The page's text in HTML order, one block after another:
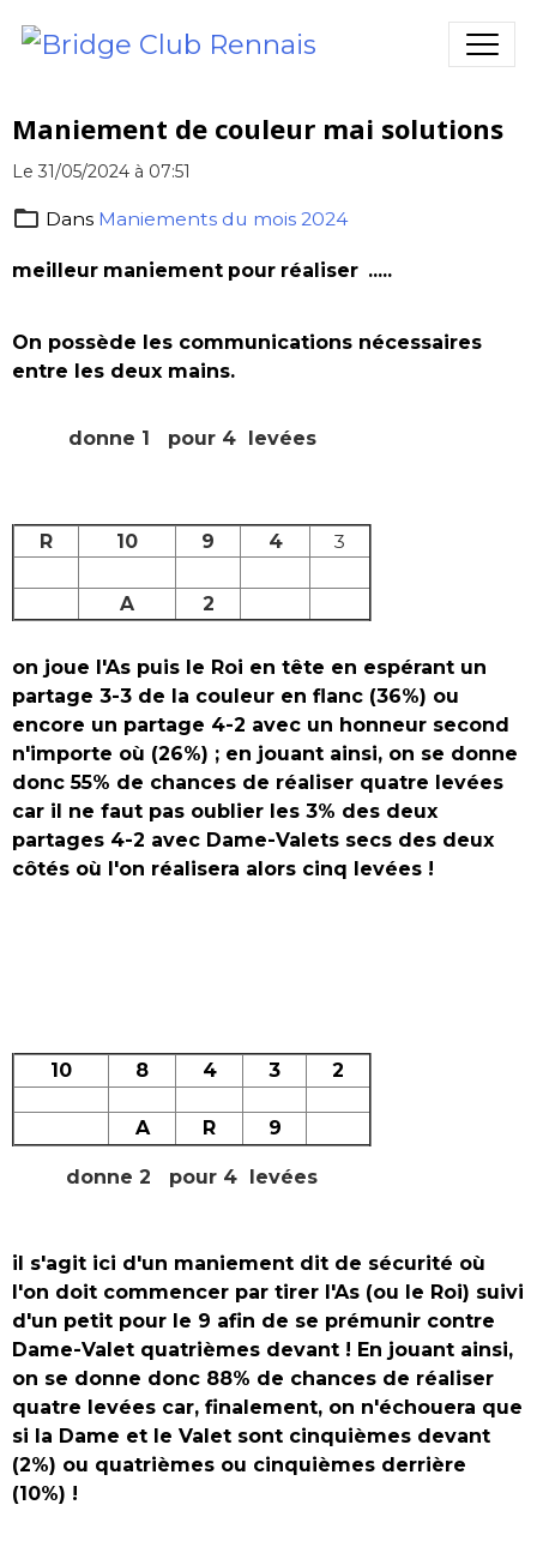
Maniement de couleur mai solutions
Le 31/05/2024 à 07:51
Dans Maniements du mois 2024
meilleur maniement pour réaliser .....
On possède les communications nécessaires
entre les deux mains.
donne 1 pour 4 levées
R 10 9 4 3
A 2
on joue l'As puis le Roi en tête en espérant un
partage 3-3 de la couleur en flanc (36%) ou
encore un partage 4-2 avec un honneur second
n'importe où (26%) ; en jouant ainsi, on se donne
donc 55% de chances de réaliser quatre levées
car il ne faut pas oublier les 3% des deux
partages 4-2 avec Dame-Valets secs des deux
côtés où l'on réalisera alors cinq levées !
donne 2 pour 4 levées
10 8 4 3 2
A R 9
il s'agit ici d'un maniement dit de sécurité où
l'on doit commencer par tirer l'As (ou le Roi) suivi
d'un petit pour le 9 afin de se prémunir contre
Dame-Valet quatrièmes devant ! En jouant ainsi,
on se donne donc 88% de chances de réaliser
quatre levées car, finalement, on n'échouera que
si la Dame et le Valet sont cinquièmes devant
(2%) ou quatrièmes ou cinquièmes derrière
(10%) !